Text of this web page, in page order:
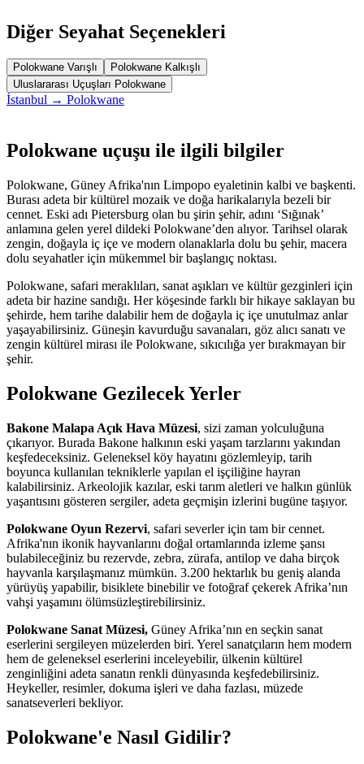
Diğer Seyahat Seçenekleri
Polokwane Varışlı
Polokwane Kalkışlı
Uluslararası Uçuşları Polokwane
İstanbul → Polokwane
Polokwane uçuşu ile ilgili bilgiler
Polokwane, Güney Afrika'nın Limpopo eyaletinin kalbi ve başkenti.
Burası adeta bir kültürel mozaik ve doğa harikalarıyla bezeli bir
cennet. Eski adı Pietersburg olan bu şirin şehir, adını ‘Sığınak’
anlamına gelen yerel dildeki Polokwane’den alıyor. Tarihsel olarak
zengin, doğayla iç içe ve modern olanaklarla dolu bu şehir, macera
dolu seyahatler için mükemmel bir başlangıç noktası.
Polokwane, safari meraklıları, sanat aşıkları ve kültür gezginleri için
adeta bir hazine sandığı. Her köşesinde farklı bir hikaye saklayan bu
şehirde, hem tarihe dalabilir hem de doğayla iç içe unutulmaz anlar
yaşayabilirsiniz. Güneşin kavurduğu savanaları, göz alıcı sanatı ve
zengin kültürel mirası ile Polokwane, sıkıcılığa yer bırakmayan bir
şehir.
Polokwane Gezilecek Yerler
Bakone Malapa Açık Hava Müzesi, sizi zaman yolculuğuna
çıkarıyor. Burada Bakone halkının eski yaşam tarzlarını yakından
keşfedeceksiniz. Geleneksel köy hayatını gözlemleyip, tarih
boyunca kullanılan tekniklerle yapılan el işçiliğine hayran
kalabilirsiniz. Arkeolojik kazılar, eski tarım aletleri ve halkın günlük
yaşantısını gösteren sergiler, adeta geçmişin izlerini bugüne taşıyor.
Polokwane Oyun Rezervi, safari severler için tam bir cennet.
Afrika'nın ikonik hayvanlarını doğal ortamlarında izleme şansı
bulabileceğiniz bu rezervde, zebra, zürafa, antilop ve daha birçok
hayvanla karşılaşmanız mümkün. 3.200 hektarlık bu geniş alanda
yürüyüş yapabilir, bisiklete binebilir ve fotoğraf çekerek Afrika’nın
vahşi yaşamını ölümsüzleştirebilirsiniz.
Polokwane Sanat Müzesi, Güney Afrika’nın en seçkin sanat
eserlerini sergileyen müzelerden biri. Yerel sanatçıların hem modern
hem de geleneksel eserlerini inceleyebilir, ülkenin kültürel
zenginliğini adeta sanatın renkli dünyasında keşfedebilirsiniz.
Heykeller, resimler, dokuma işleri ve daha fazlası, müzede
sanatseverleri bekliyor.
Polokwane'e Nasıl Gidilir?